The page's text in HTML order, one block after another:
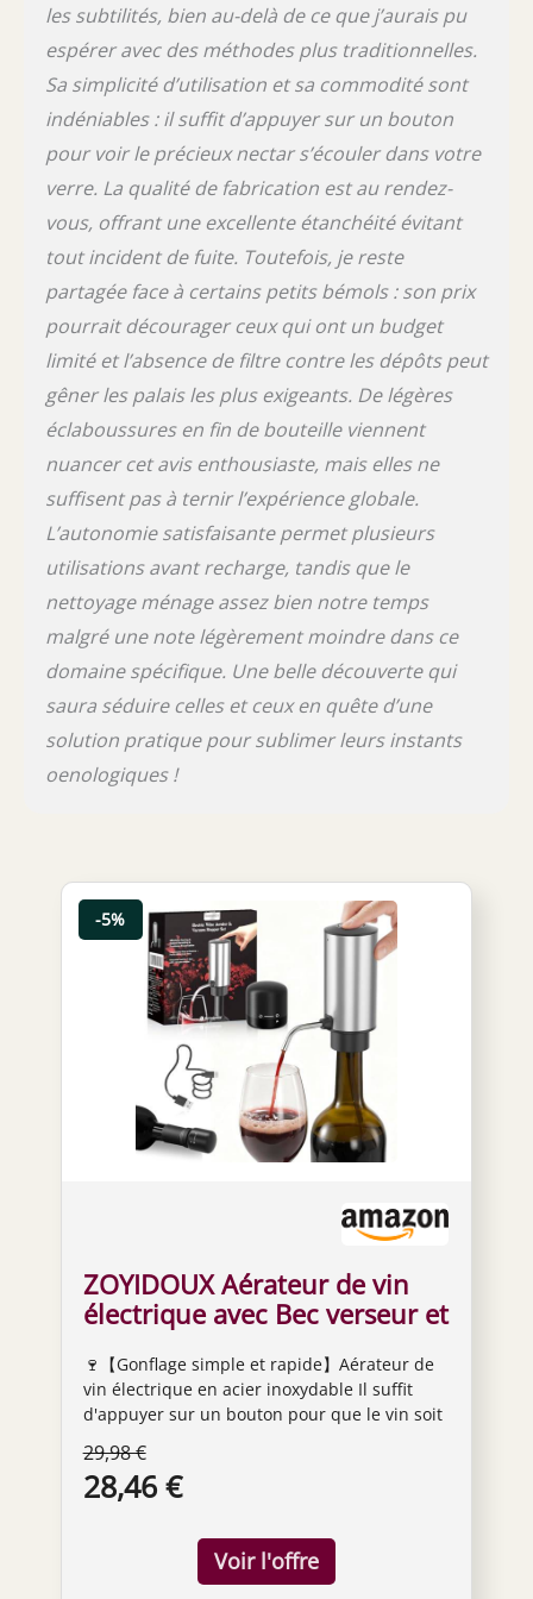
les subtilités, bien au-delà de ce que j’aurais pu
espérer avec des méthodes plus traditionnelles.
Sa simplicité d’utilisation et sa commodité sont
indéniables : il suffit d’appuyer sur un bouton
pour voir le précieux nectar s’écouler dans votre
verre. La qualité de fabrication est au rendez-
vous, offrant une excellente étanchéité évitant
tout incident de fuite. Toutefois, je reste
partagée face à certains petits bémols : son prix
pourrait décourager ceux qui ont un budget
limité et l’absence de filtre contre les dépôts peut
gêner les palais les plus exigeants. De légères
éclaboussures en fin de bouteille viennent
nuancer cet avis enthousiaste, mais elles ne
suffisent pas à ternir l’expérience globale.
L’autonomie satisfaisante permet plusieurs
utilisations avant recharge, tandis que le
nettoyage ménage assez bien notre temps
malgré une note légèrement moindre dans ce
domaine spécifique. Une belle découverte qui
saura séduire celles et ceux en quête d’une
solution pratique pour sublimer leurs instants
oenologiques !
ZOYIDOUX Aérateur de vin
électrique avec Bec verseur et
instantanée, Conservation 7
Jours, Utilisation Facile(Acier
Inoxydable)
🍷【Gonflage simple et rapide】Aérateur de
vin électrique en acier inoxydable Il suffit
d'appuyer sur un bouton pour que le vin soit
votre verre. Il adoucit les tanins et enrichit
votre vin pour un goût luxueux. C'est le
【Nouveau chargement de type C】Adopter
une batterie au lithium respectueuse de
l'environnement, chargement rapide,
29,98 €
28,46 €
-5%